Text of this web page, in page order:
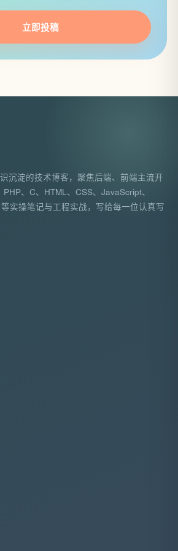
立即投稿
沉淀的技术博客，聚焦后端、前端主流开
、C、HTML、CSS、JavaScript、
实操笔记与工程实战，写给每一位认真写